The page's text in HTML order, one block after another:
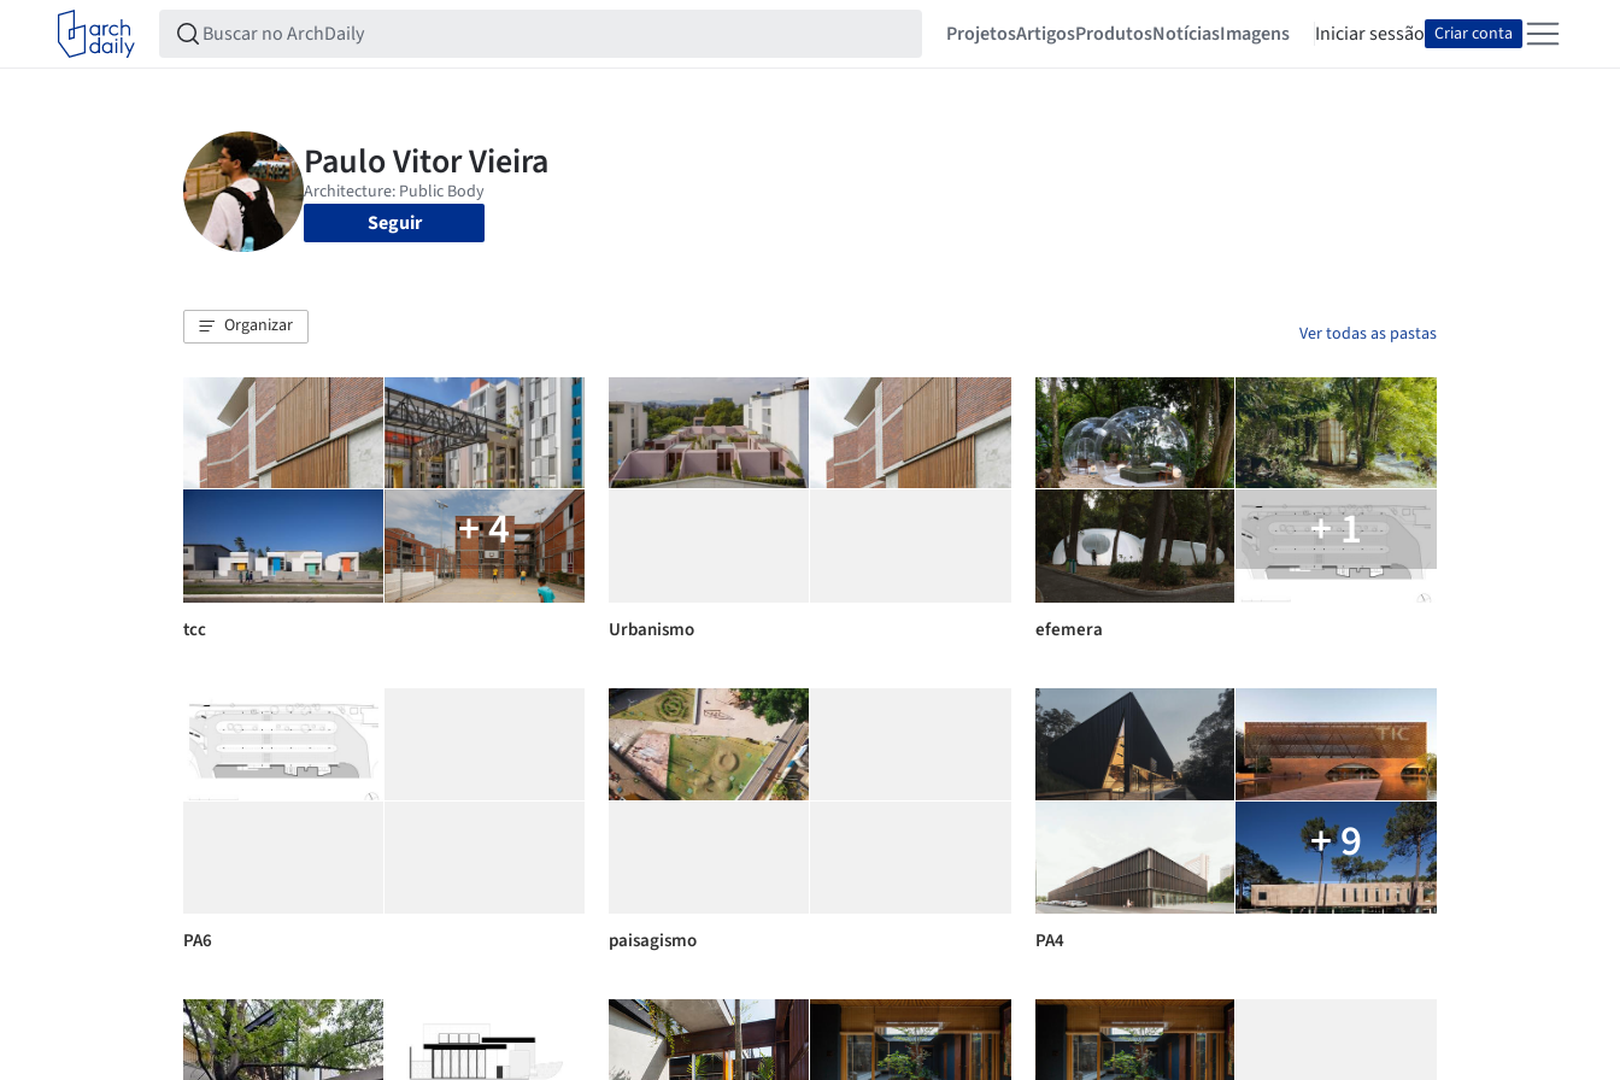
ProjetosArtigosProdutosNotíciasImagens Iniciar sessão Criar conta
Seguir
Organizar Ver todas as pastas
+ 4
tcc Urbanismo
+ 1
efemera
PA6 paisagismo
+ 9
PA4